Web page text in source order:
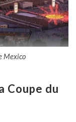
Mexico
Coupe du